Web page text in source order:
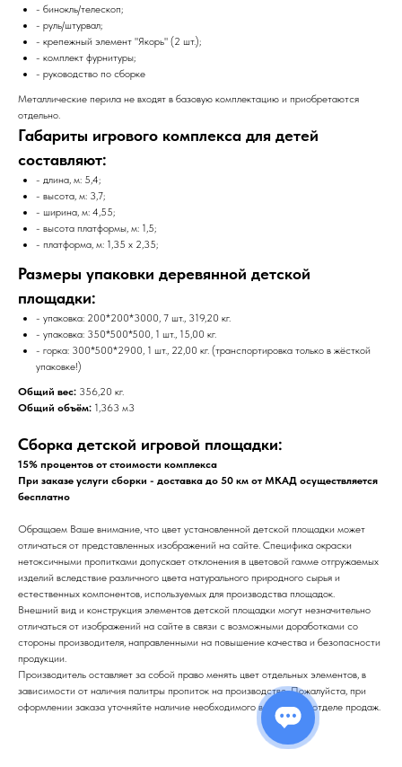
- бинокль/телескоп;
- руль/штурвал;
- крепежный элемент "Якорь" (2 шт.);
- комплект фурнитуры;
- руководство по сборке
Металлические перила не входят в базовую комплектацию и приобретаются
отдельно.
Габариты игрового комплекса для детей
составляют:
- длина, м: 5,4;
- высота, м: 3,7;
- ширина, м: 4,55;
- высота платформы, м: 1,5;
- платформа, м: 1,35 х 2,35;
Размеры упаковки деревянной детской
площадки:
- упаковка: 200*200*3000, 7 шт., 319,20 кг.
- упаковка: 350*500*500, 1 шт., 15,00 кг.
- горка: 300*500*2900, 1 шт., 22,00 кг. (транспортировка только в жёсткой
упаковке!)
Общий вес: 356,20 кг.
Общий объём: 1,363 м3
Сборка детской игровой площадки:
15% процентов от стоимости комплекса
При заказе услуги сборки - доставка до 50 км от МКАД осуществляется
бесплатно
Обращаем Ваше внимание, что цвет установленной детской площадки может
отличаться от представленных изображений на сайте. Специфика окраски
нетоксичными пропитками допускает отклонения в цветовой гамме отгружаемых
изделий вследствие различного цвета натурального природного сырья и
естественных компонентов, используемых для производства площадок.
Внешний вид и конструкция элементов детской площадки могут незначительно
отличаться от изображений на сайте в связи с возможными доработками со
стороны производителя, направленными на повышение качества и безопасности
продукции.
Производитель оставляет за собой право менять цвет отдельных элементов, в
зависимости от наличия палитры пропиток на производстве. Пожалуйста, при
оформлении заказа уточняйте наличие необходимого вам цвета в отделе продаж.